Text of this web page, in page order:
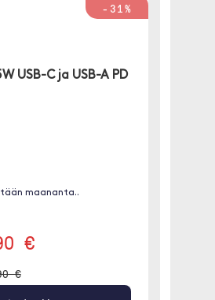
-31%
USB-C ja USB-A PD
maananta..
€
€